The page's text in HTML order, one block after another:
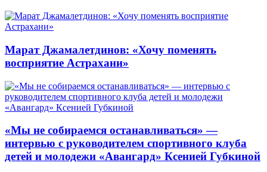
Марат Джамалетдинов: «Хочу поменять
восприятие Астрахани»
«Мы не собираемся останавливаться» —
интервью с руководителем спортивного клуба
детей и молодежи «Авангард» Ксенией Губкиной